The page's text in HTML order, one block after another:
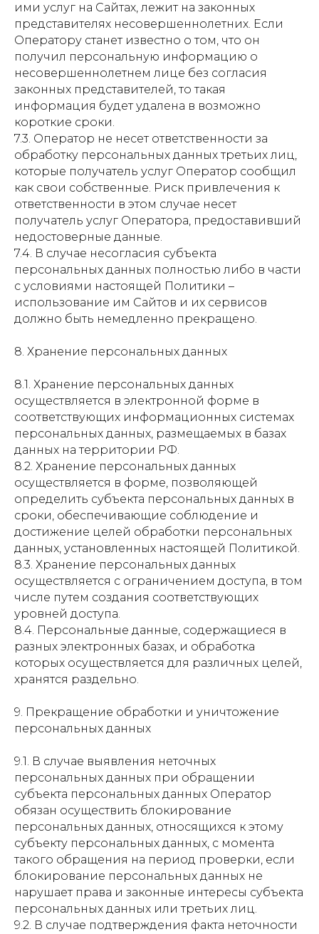
ими услуг на Сайтах, лежит на законных
представителях несовершеннолетних. Если
Оператору станет известно о том, что он
получил персональную информацию о
несовершеннолетнем лице без согласия
законных представителей, то такая
информация будет удалена в возможно
короткие сроки.
7.3. Оператор не несет ответственности за
обработку персональных данных третьих лиц,
которые получатель услуг Оператор сообщил
как свои собственные. Риск привлечения к
ответственности в этом случае несет
получатель услуг Оператора, предоставивший
недостоверные данные.
7.4. В случае несогласия субъекта
персональных данных полностью либо в части
с условиями настоящей Политики –
использование им Сайтов и их сервисов
должно быть немедленно прекращено.
8. Хранение персональных данных
8.1. Хранение персональных данных
осуществляется в электронной форме в
соответствующих информационных системах
персональных данных, размещаемых в базах
данных на территории РФ.
8.2. Хранение персональных данных
осуществляется в форме, позволяющей
определить субъекта персональных данных в
сроки, обеспечивающие соблюдение и
достижение целей обработки персональных
данных, установленных настоящей Политикой.
8.3. Хранение персональных данных
осуществляется с ограничением доступа, в том
числе путем создания соответствующих
уровней доступа.
8.4. Персональные данные, содержащиеся в
разных электронных базах, и обработка
которых осуществляется для различных целей,
хранятся раздельно.
9. Прекращение обработки и уничтожение
персональных данных
9.1. В случае выявления неточных
персональных данных при обращении
субъекта персональных данных Оператор
обязан осуществить блокирование
персональных данных, относящихся к этому
субъекту персональных данных, с момента
такого обращения на период проверки, если
блокирование персональных данных не
нарушает права и законные интересы субъекта
персональных данных или третьих лиц.
9.2. В случае подтверждения факта неточности